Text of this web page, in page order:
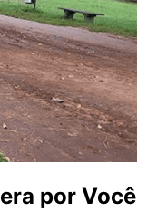
por Você